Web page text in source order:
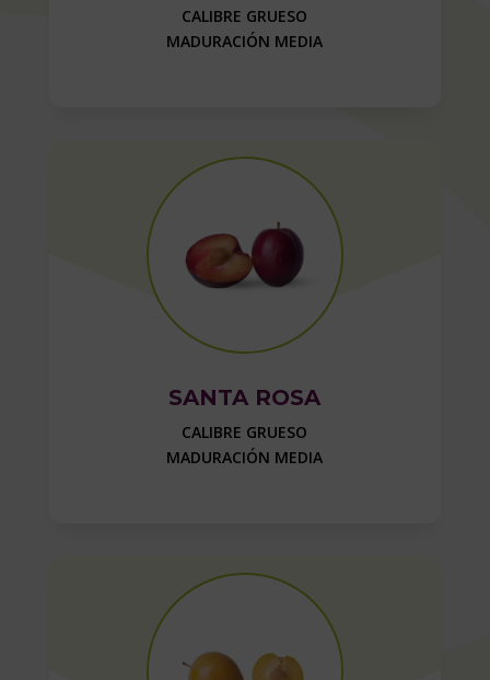
CALIBRE GRUESO
MADURACIÓN MEDIA
SANTA ROSA
CALIBRE GRUESO
MADURACIÓN MEDIA